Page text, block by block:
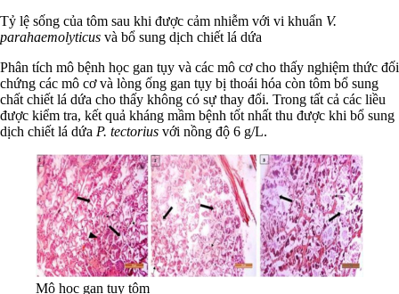
Tỷ lệ sống của tôm sau khi được cảm nhiễm với vi khuẩn V.
parahaemolyticus và bổ sung dịch chiết lá dứa
Phân tích mô bệnh học gan tụy và các mô cơ cho thấy nghiệm thức đối
chứng các mô cơ và lòng ống gan tụy bị thoái hóa còn tôm bổ sung
chất chiết lá dứa cho thấy không có sự thay đổi. Trong tất cả các liều
được kiểm tra, kết quả kháng mầm bệnh tốt nhất thu được khi bổ sung
dịch chiết lá dứa P. tectorius với nồng độ 6 g/L.
Mô học gan tụy tôm